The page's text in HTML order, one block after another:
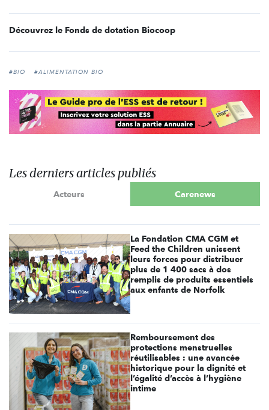
Découvrez le Fonds de dotation Biocoop
#BIO #ALIMENTATION BIO
Les derniers articles publiés
Acteurs Carenews
La Fondation CMA CGM et
Feed the Children unissent
leurs forces pour distribuer
plus de 1 400 sacs à dos
remplis de produits essentiels
aux enfants de Norfolk
Remboursement des
protections menstruelles
réutilisables : une avancée
historique pour la dignité et
l’égalité d’accès à l’hygiène
intime